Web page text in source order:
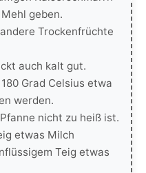
geben.
Trockenfrüchte
auch kalt gut.
Grad Celsius etwa
werden.
nicht zu heiß ist.
etwas Milch
Teig etwas